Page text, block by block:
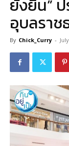
ยั่งยืน”
อุบลราช
By Chick_Curry -